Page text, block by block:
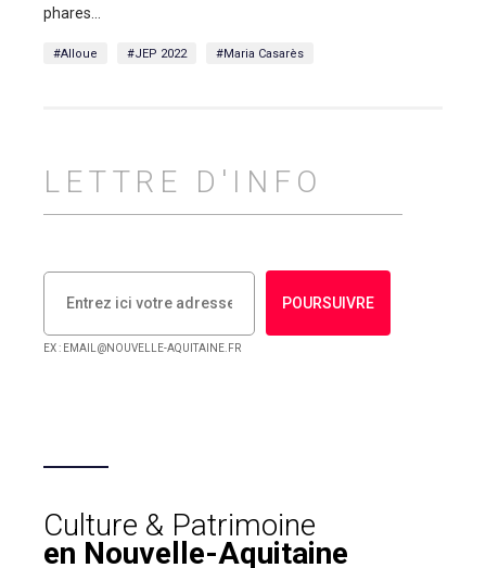
phares...
#Alloue #JEP 2022 #Maria Casarès
LETTRE D'INFO
POURSUIVRE
EX : EMAIL@NOUVELLE-AQUITAINE.FR
Culture & Patrimoine
en Nouvelle-Aquitaine